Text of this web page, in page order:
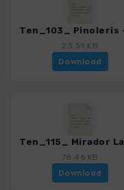
23.51 KB
Download
78.46 KB
Download